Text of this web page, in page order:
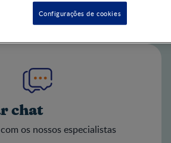
937 (gratuito)
chat
os nossos especialistas
Configurações de cookies